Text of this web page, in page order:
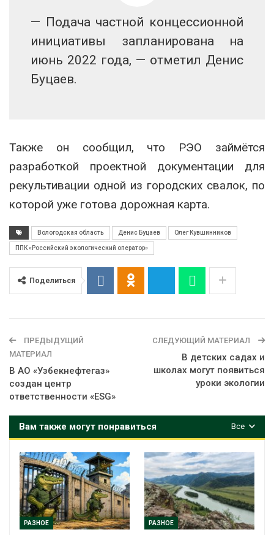
— Подача частной концессионной
инициативы запланирована на
июнь 2022 года, — отметил Денис
Буцаев.
Также он сообщил, что РЭО займётся
разработкой проектной документации для
рекультивации одной из городских свалок, по
которой уже готова дорожная карта.
Вологодская область Денис Буцаев Олег Кувшинников
ППК «Российский экологический оператор»
Поделиться
ПРЕДЫДУЩИЙ
МАТЕРИАЛ
В АО «Узбекнефтегаз»
создан центр
ответственности «ESG»
СЛЕДУЮЩИЙ МАТЕРИАЛ
В детских садах и
школах могут появиться
уроки экологии
Все
Вам также могут понравиться
РАЗНОЕ РАЗНОЕ